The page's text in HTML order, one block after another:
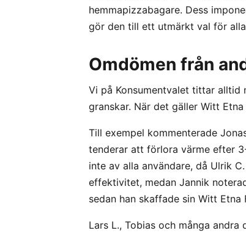
hemmapizzabagare. Dess
gör den till ett utmärkt val för
Omdömen från
Vi på Konsumentvalet tittar alltid
granskar. När det gäller Witt
Till exempel kommenterade
tenderar att förlora värme efter
inte av alla användare, då Ulrik
effektivitet, medan Jannik
sedan han skaffade sin Witt Etna
Lars L., Tobias och många